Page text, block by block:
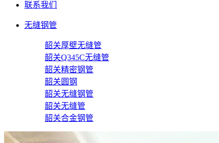
联系我们
无缝钢管
韶关厚壁无缝管
韶关Q345C无缝管
韶关精密钢管
韶关圆钢
韶关无缝钢管
韶关无缝管
韶关合金钢管